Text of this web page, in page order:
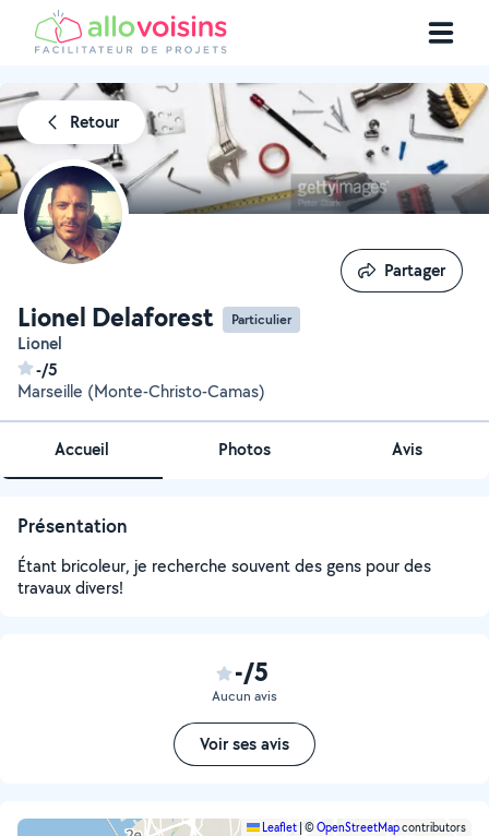
Retour
Lionel Delaforest Particulier
Lionel
-/5
Marseille (Monte-Christo-Camas)
Partager
Partager
Accueil Photos Avis
Présentation
Étant bricoleur, je recherche souvent des gens pour des
travaux divers!
-/5
Aucun avis
Voir ses avis
Leaflet| ©OpenStreetMapcontributors